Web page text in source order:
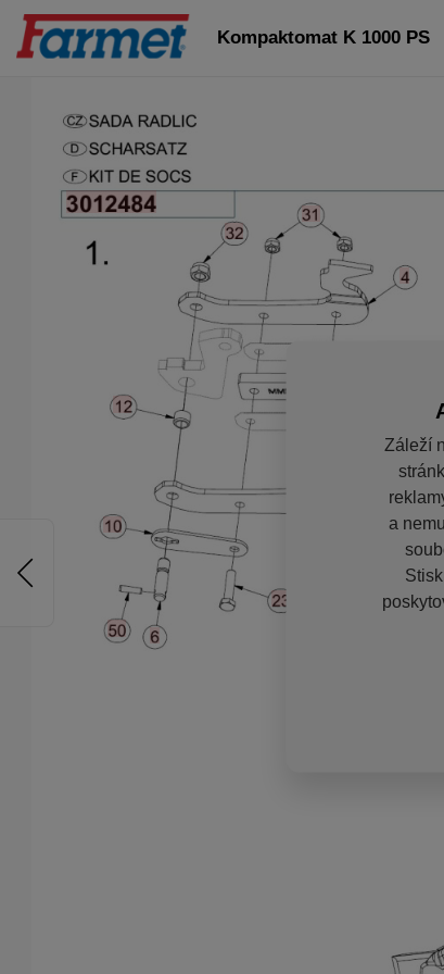
Kompaktomat K 1000 PS
Záleží
a